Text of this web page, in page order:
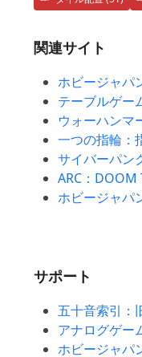
関連サイト
ホビージャパ
テーブルゲー
ウォーハンマ
一つの指輪：
サイバーパン
ARC：DOOM
ホビージャ
サポート
五十音索引：
アナログゲー
ホビージャパ